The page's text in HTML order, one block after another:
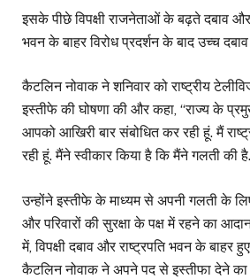
इसके पीछे विपक्षी राजनेताओं के बढ़ते दबाव और
भवन के बाहर विरोध प्रदर्शन के बाद उच्च दबाव
कैटलिन नोवाक ने शनिवार को राष्ट्रीय
इस्तीफे की घोषणा की और कहा, “राज्य के
आपको आखिरी बार संबोधित कर रही हूं. मैं
रही हूं. मैंने स्वीकार किया है कि मैंने गलती की
उन्होंने इस्तीफे के माध्यम से अपनी गलती के
और परिवारों की सुरक्षा के पक्ष में रहने का
में, विपक्षी दबाव और राष्ट्रपति भवन के बाहर
कैटलिन नोवाक ने अपने पद से इस्तीफा देने का